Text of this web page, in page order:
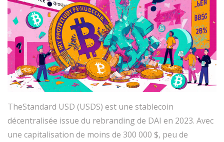
TheStandard USD (USDS) est une stablecoin
décentralisée issue du rebranding de DAI en 2023. Avec
une capitalisation de moins de 300 000 $, peu de